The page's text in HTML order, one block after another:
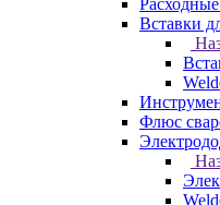
Вставки
Флюс